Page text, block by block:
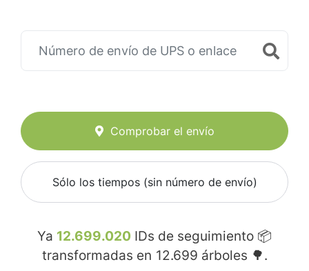
Comprobar el envío
Sólo los tiempos (sin número de envío)
Ya 12.699.020 IDs de seguimiento 📦
transformadas en 12.699 árboles 🌳.